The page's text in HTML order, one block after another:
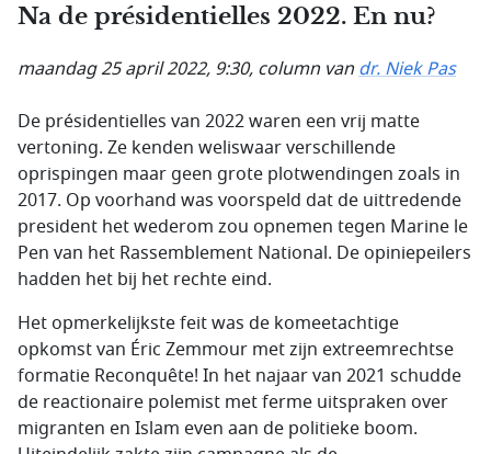
Na de présidentielles 2022. En nu?
maandag 25 april 2022, 9:30, column vandr. Niek Pas
De présidentielles van 2022 waren een vrij matte
vertoning. Ze kenden weliswaar verschillende
oprispingen maar geen grote plotwendingen zoals in
2017. Op voorhand was voorspeld dat de uittredende
president het wederom zou opnemen tegen Marine le
Pen van het Rassemblement National. De opiniepeilers
hadden het bij het rechte eind.
Het opmerkelijkste feit was de komeetachtige
opkomst van Éric Zemmour met zijn extreemrechtse
formatie Reconquête! In het najaar van 2021 schudde
de reactionaire polemist met ferme uitspraken over
migranten en Islam even aan de politieke boom.